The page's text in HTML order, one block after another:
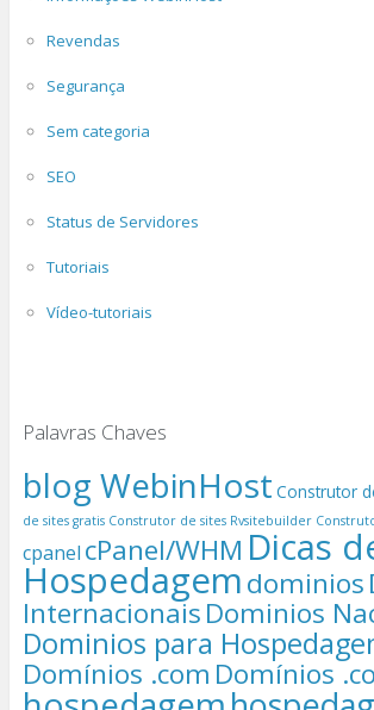
Revendas
Segurança
Sem categoria
SEO
Status de Servidores
Tutoriais
Vídeo-tutoriais
Palavras Chaves
blog WebinHost Construtor
de sites gratis Construtor de sites Rvsitebuilder
cpanel cPanel/WHM Dicas
Hospedagemdominios
InternacionaisDominios
Dominios para
Domínios .com Domínios